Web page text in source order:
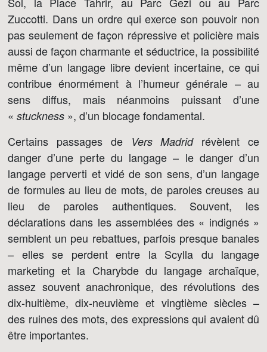
Zuccotti. Dans un ordre qui exerce son pouvoir non
pas seulement de façon répressive et policière mais
aussi de façon charmante et séductrice, la possibilité
même d’un langage libre devient incertaine, ce qui
contribue énormément à l’humeur générale – au
sens diffus, mais néanmoins puissant d’une
« stuckness », d’un blocage fondamental.
Certains passages de
Vers Madridrévèlent ce
danger d’une perte du langage – le danger d’un
langage perverti et vidé de son sens, d’un langage
de formules au lieu de mots, de paroles creuses au
lieu de paroles authentiques. Souvent, les
déclarations dans les assemblées des « indignés »
semblent un peu rebattues, parfois presque banales
– elles se perdent entre la Scylla du langage
marketing et la Charybde du langage archaïque,
assez souvent anachronique, des révolutions des
dix-huitième, dix-neuvième et vingtième siècles –
des ruines des mots, des expressions qui avaient dû
être importantes.